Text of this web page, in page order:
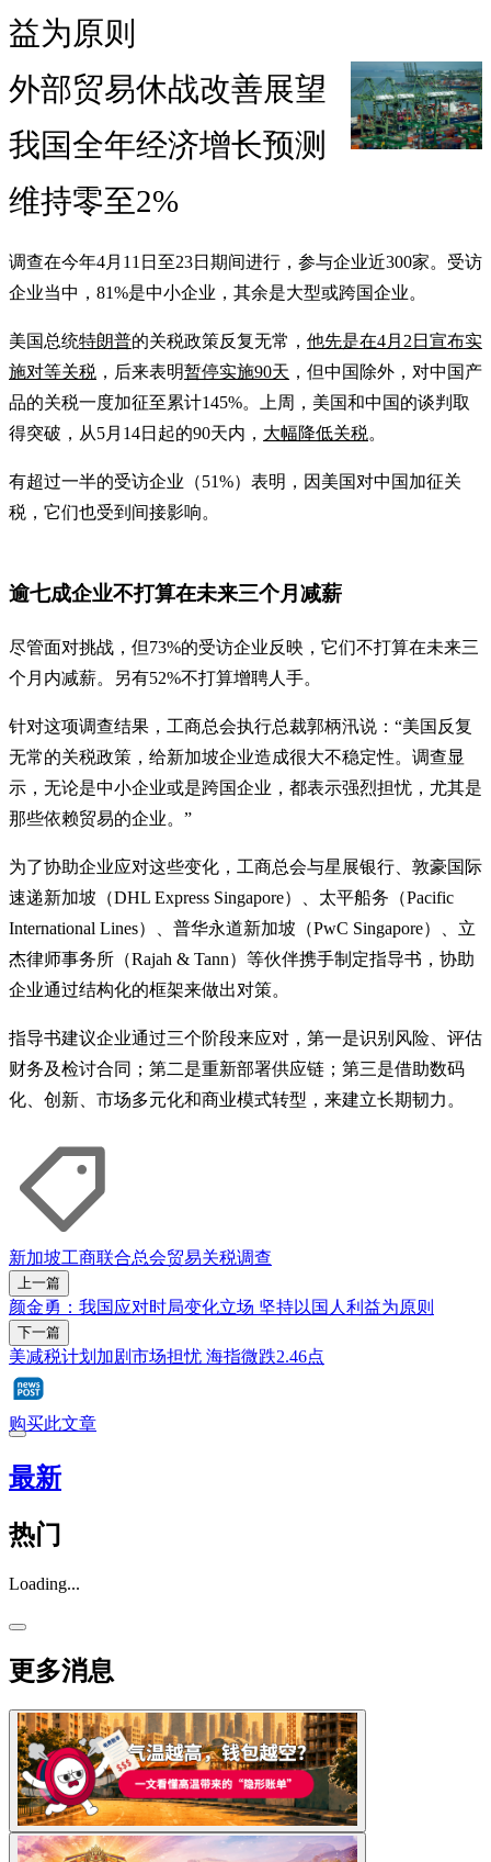
益为原则
外部贸易休战改善展望
我国全年经济增长预测
维持零至2%
调查在今年4月11日至23日期间进行，参与企业近300家。受访
企业当中，81%是中小企业，其余是大型或跨国企业。
美国总统特朗普的关税政策反复无常， 他先是在4月2日宣布实
施对等关税 ，后来表明暂停实施90天 ，但中国除外，对中国产
品的关税一度加征至累计145%。上周，美国和中国的谈判取
得突破，从5月14日起的90天内， 大幅降低关税。
有超过一半的受访企业（51%）表明，因美国对中国加征关
税，它们也受到间接影响。
逾七成企业不打算在未来三个月减薪
尽管面对挑战，但73%的受访企业反映，它们不打算在未来三
个月内减薪。另有52%不打算增聘人手。
针对这项调查结果，工商总会执行总裁郭柄汛说：“美国反复
无常的关税政策，给新加坡企业造成很大不稳定性。调查显
示，无论是中小企业或是跨国企业，都表示强烈担忧，尤其是
那些依赖贸易的企业。”
为了协助企业应对这些变化，工商总会与星展银行、敦豪国际
速递新加坡（DHL Express Singapore）、太平船务（Pacific
International Lines）、普华永道新加坡（PwC Singapore）、立
杰律师事务所（Rajah & Tann）等伙伴携手制定指导书，协助
企业通过结构化的框架来做出对策。
指导书建议企业通过三个阶段来应对，第一是识别风险、评估
财务及检讨合同；第二是重新部署供应链；第三是借助数码
化、创新、市场多元化和商业模式转型，来建立长期韧力。
新加坡工商联合总会贸易关税调查
上一篇
颜金勇：我国应对时局变化立场 坚持以国人利益为原则
下一篇
美减税计划加剧市场担忧 海指微跌2.46点
购买此文章
最新
热门
Loading...
更多消息